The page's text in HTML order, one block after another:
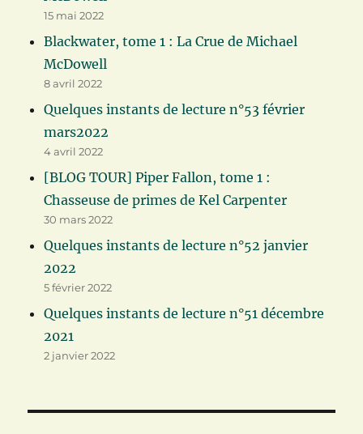
15 mai 2022
Blackwater, tome 1 : La Crue de Michael
McDowell
8 avril 2022
Quelques instants de lecture n°53 février
mars2022
4 avril 2022
[BLOG TOUR] Piper Fallon, tome 1 :
Chasseuse de primes de Kel Carpenter
30 mars 2022
Quelques instants de lecture n°52 janvier
2022
5 février 2022
Quelques instants de lecture n°51 décembre
2021
2 janvier 2022